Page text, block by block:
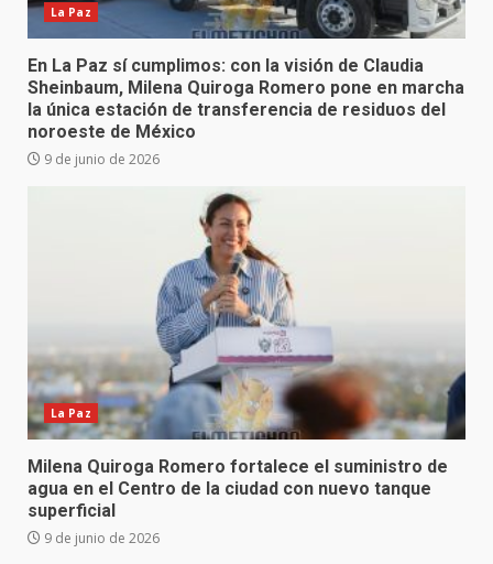
La Paz
En La Paz sí cumplimos: con la visión de Claudia
Sheinbaum, Milena Quiroga Romero pone en marcha
la única estación de transferencia de residuos del
noroeste de México
9 de junio de 2026
La Paz
Milena Quiroga Romero fortalece el suministro de
agua en el Centro de la ciudad con nuevo tanque
superficial
9 de junio de 2026